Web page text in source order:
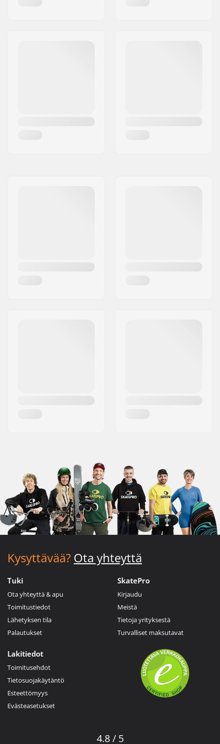
Kysyttävää? Ota yhteyttä
Tuki
Ota yhteyttä & apu
Toimitustiedot
Lähetyksen tila
Palautukset
SkatePro
Kirjaudu
Meistä
Tietoja yrityksestä
Turvalliset maksutavat
Lakitiedot
Toimitusehdot
Tietosuojakäytäntö
Esteettömyys
Evästeasetukset
4.8 / 5